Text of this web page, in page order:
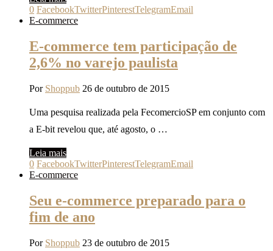
0 FacebookTwitterPinterestTelegramEmail
E-commerce
E-commerce tem participação de
2,6% no varejo paulista
Por Shoppub 26 de outubro de 2015
Uma pesquisa realizada pela FecomercioSP em conjunto com
a E-bit revelou que, até agosto, o …
Leia mais
0 FacebookTwitterPinterestTelegramEmail
E-commerce
Seu e-commerce preparado para o
fim de ano
Por Shoppub 23 de outubro de 2015